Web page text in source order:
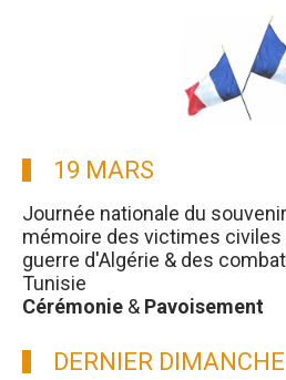
19 MARS
Journée nationale du
mémoire des victimes civiles
guerre d'Algérie & des
Tunisie
Cérémonie & Pavoisement
DERNIER